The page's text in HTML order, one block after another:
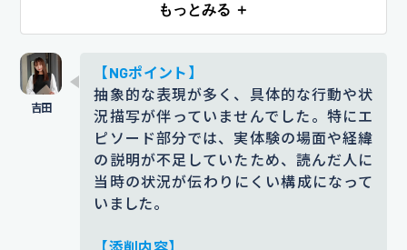
践的な環境で語学力を伸ばしながら
力と接客経験を活かして、多様なニ
ーズに応えるサービスを提供したい
と考えております。
添削コメント｜もとの文は競合他社でも使える内
容で、志望動機として説得力に欠けていました。
ュ、研修制度）を挙げることで、企業理解の深さ
心を生む」という姿勢を示しました。「実現した
することが大切です。
【根拠となるエピソード】
高校時代に参加した海外研修で、現
地ホテルのスタッフの臨機応変な対
応に助けられた経験が言葉が通じな
もっとみる ＋
【NGポイント】
抽象的な表現が多く、具体的な行動や状
況描写が伴っていませんでした。特にエ
ピソード部分では、実体験の場面や経緯
の説明が不足していたため、読んだ人に
当時の状況が伝わりにくい構成になって
いました。